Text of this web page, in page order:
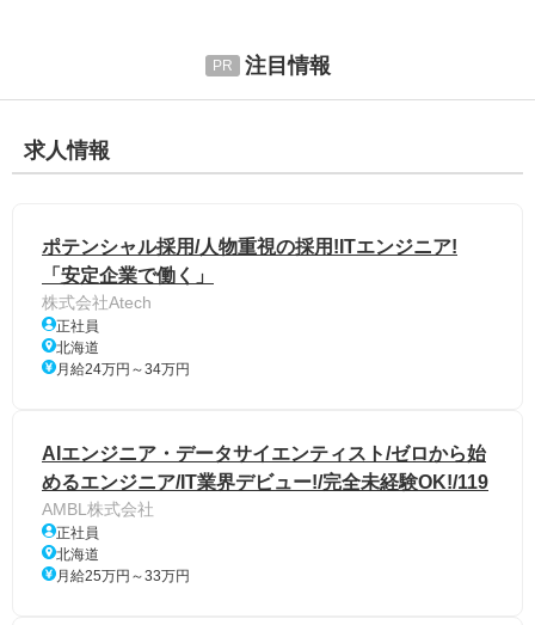
注目情報
求人情報
ポテンシャル採用/人物重視の採用!ITエンジニア!
「安定企業で働く」
株式会社Atech
正社員
北海道
月給24万円～34万円
AIエンジニア・データサイエンティスト/ゼロから始
めるエンジニア/IT業界デビュー!/完全未経験OK!/119
AMBL株式会社
正社員
北海道
月給25万円～33万円